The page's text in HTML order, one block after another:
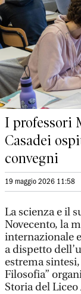
I professori
Casadei
convegni
19 maggio 2026 11:58
La scienza e il
Novecento, la
internazionale
a dispetto
estrema
Filosofia”
Storia del Liceo